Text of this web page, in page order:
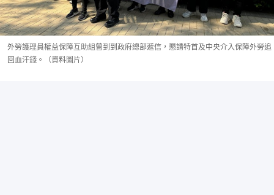
外勞護理員權益保障互助組曾到到政府總部遞信，懇請特首及中央介入保障外勞追
回血汗錢。（資料圖片）